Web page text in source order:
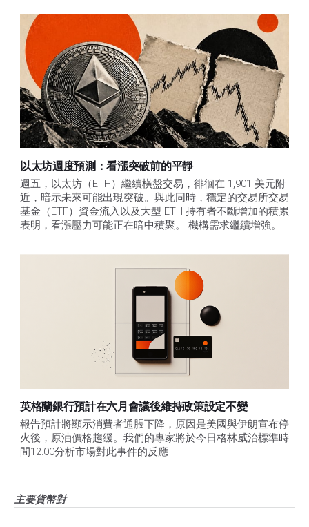
以太坊週度預測：看漲突破前的平靜
週五，以太坊（ETH）繼續橫盤交易，徘徊在 1,901 美元附
近，暗示未來可能出現突破。與此同時，穩定的交易所交易
基金（ETF）資金流入以及大型 ETH 持有者不斷增加的積累
表明，看漲壓力可能正在暗中積聚。 機構需求繼續增強。
英格蘭銀行預計在六月會議後維持政策設定不變
報告預計將顯示消費者通脹下降，原因是美國與伊朗宣布停
火後，原油價格趨緩。我們的專家將於今日格林威治標準時
間12:00分析市場對此事件的反應
主要貨幣對